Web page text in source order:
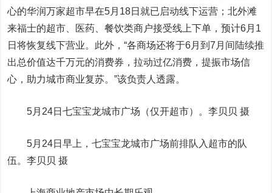
心的华润万家超市早在5月18日就已启动线下运营；北外滩
来福士的超市、医药、餐饮类商户接受线上下单，预计6月1
日将恢复线下营业。此外，“各商场还将于6月到7月间陆续推
出总价值达千万元的消费券，拉动过亿消费，提振市场信
心，助力城市商业复苏。”该负责人透露。
5月24日七宝宝龙城市广场（仅开超市）。李贝贝 摄
5月24日早上，七宝宝龙城市广场前排队入超市的队
伍。李贝贝 摄